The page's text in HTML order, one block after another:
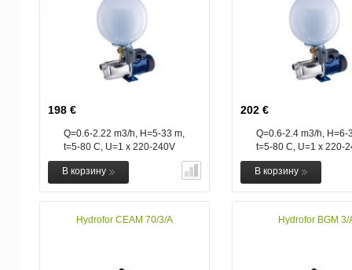
198 €
Q=0.6-2.22 m3/h, H=5-33 m,
t=5-80 C, U=1 x 220-240V
В корзину
202 €
Q=0.6-2.4 m3/h, H=6-
t=5-80 C, U=1 x 220-
В корзину
Hydrofor CEAM 70/3/A Hydrofor BGM 3/